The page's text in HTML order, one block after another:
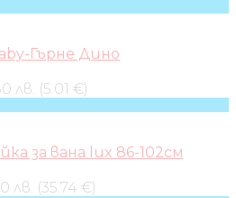
Гърне Дино
лв. (5.01 €)
за вана lux 86-102см
лв. (35.74 €)